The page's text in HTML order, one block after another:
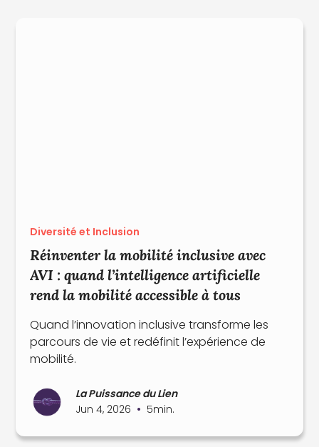
Diversité et Inclusion
Réinventer la mobilité inclusive avec
AVI : quand l’intelligence artificielle
rend la mobilité accessible à tous
Quand l’innovation inclusive transforme les
parcours de vie et redéfinit l’expérience de
mobilité.
La Puissance du Lien
Jun 4, 2026 • 5min.